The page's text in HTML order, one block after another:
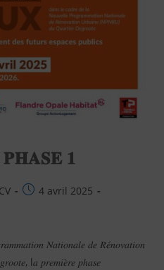
𝟏
4 avril 2025
𝑁𝑎𝑡𝑖𝑜𝑛𝑎𝑙𝑒 𝑑𝑒 𝑅𝑒́𝑛𝑜𝑣𝑎𝑡𝑖𝑜𝑛
l𝑎 𝑝𝑟𝑒𝑚𝑖𝑒̀𝑟𝑒 𝑝ℎ𝑎𝑠𝑒